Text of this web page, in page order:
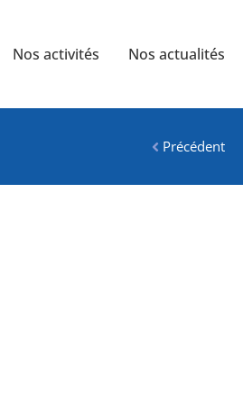
Nos activités Nos actualités
Précédent